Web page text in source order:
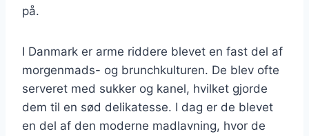
på.
I Danmark er arme riddere blevet en fast del af
morgenmads- og brunchkulturen. De blev ofte
serveret med sukker og kanel, hvilket gjorde
dem til en sød delikatesse. I dag er de blevet
en del af den moderne madlavning, hvor de